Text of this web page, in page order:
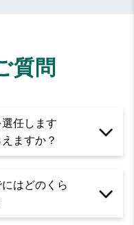
質問
任します
ますか？
はどのくら